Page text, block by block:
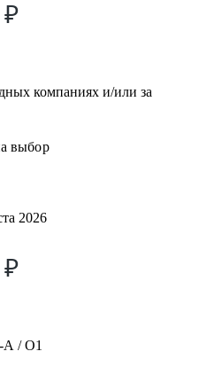
₽
компаниях и/или за
выбор
2026
₽
/ O1